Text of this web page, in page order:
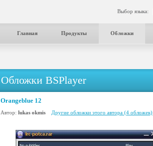
Выбор языка:
Главная Продукты Обложки
Обложки BSPlayer
Orangeblue 12
Автор: lukas okmis Другие обложки этого автора (4 обложек)